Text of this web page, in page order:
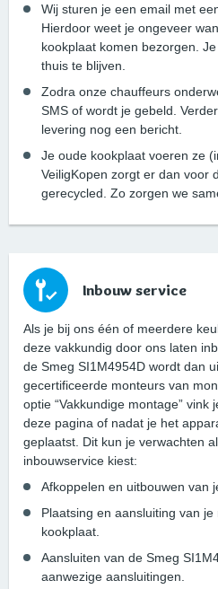
Wij sturen je een email met
Hierdoor weet je ongeveer
kookplaat komen bezorgen.
thuis te blijven.
Zodra onze chauffeurs
SMS of wordt je gebeld.
levering nog een bericht.
Je oude kookplaat voeren ze
VeiligKopen zorgt er dan voor
gerecycled. Zo zorgen we
Inbouw service
Als je bij ons één of meerdere
deze vakkundig door ons laten
de Smeg SI1M4954D wordt dan
gecertificeerde monteurs van
optie “Vakkundige montage” vink
deze pagina of nadat je het
geplaatst. Dit kun je verwachten
inbouwservice kiest:
Afkoppelen en uitbouwen van
Plaatsing en aansluiting van
kookplaat.
Aansluiten van de Smeg
aanwezige aansluitingen.